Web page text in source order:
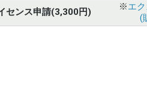
センス申請(3,300円) ※エ
(